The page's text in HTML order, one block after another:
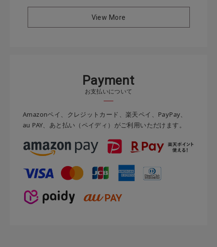
View More
Payment
お支払いについて
Amazonペイ、クレジットカード、楽天ペイ、PayPay、
au PAY、あと払い（ペイディ）がご利用いただけます。